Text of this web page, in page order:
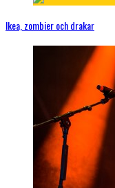
Ikea, zombier och drakar